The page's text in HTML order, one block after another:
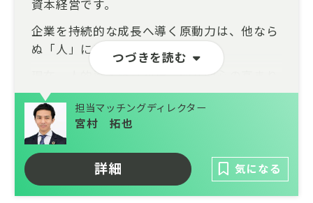
つづきを読む
資本経営です。
企業を持続的な成長へ導く原動力は、他なら
ぬ「人」にあります。
現在、人的資本経営が社会的な関心の高まり
とともにご相談や支援ニーズが急増してお
り、次世代を担うポテンシャルメンバー（未
経験者枠）を募集することとなりましたの
で、未経験から挑戦したい方にご応募いただ
きたい求人です。
担当マッチングディレクター
宮村 拓也
詳細 気になる